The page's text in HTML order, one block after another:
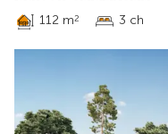
112 m2 3 ch